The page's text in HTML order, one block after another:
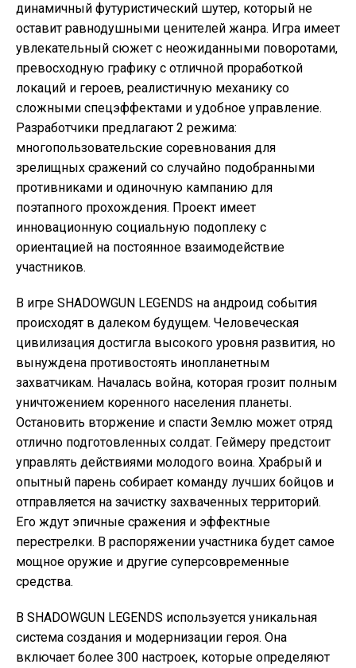
динамичный футуристический шутер, который не
оставит равнодушными ценителей жанра. Игра имеет
увлекательный сюжет с неожиданными поворотами,
превосходную графику с отличной проработкой
локаций и героев, реалистичную механику со
сложными спецэффектами и удобное управление.
Разработчики предлагают 2 режима:
многопользовательские соревнования для
зрелищных сражений со случайно подобранными
противниками и одиночную кампанию для
поэтапного прохождения. Проект имеет
инновационную социальную подоплеку с
ориентацией на постоянное взаимодействие
участников.
В игре SHADOWGUN LEGENDS на андроид события
происходят в далеком будущем. Человеческая
цивилизация достигла высокого уровня развития, но
вынуждена противостоять инопланетным
захватчикам. Началась война, которая грозит полным
уничтожением коренного населения планеты.
Остановить вторжение и спасти Землю может отряд
отлично подготовленных солдат. Геймеру предстоит
управлять действиями молодого воина. Храбрый и
опытный парень собирает команду лучших бойцов и
отправляется на зачистку захваченных территорий.
Его ждут эпичные сражения и эффектные
перестрелки. В распоряжении участника будет самое
мощное оружие и другие суперсовременные
средства.
В SHADOWGUN LEGENDS используется уникальная
система создания и модернизации героя. Она
включает более 300 настроек, которые определяют